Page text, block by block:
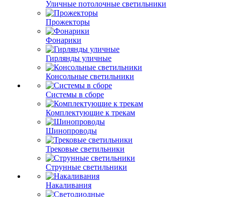
Уличные потолочные светильники
Прожекторы
Фонарики
Гирлянды уличные
Консольные светильники
Системы в сборе
Комплектующие к трекам
Шинопроводы
Трековые светильники
Струнные светильники
Накаливания